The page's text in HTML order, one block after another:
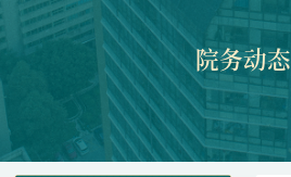
院务动态